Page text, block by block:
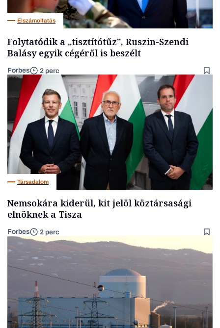
Elszámoltatás
Folytatódik a „tisztítótűz”, Ruszin-Szendi
Balásy egyik cégéről is beszélt
Forbes 2 perc
Társadalom
Nemsokára kiderül, kit jelöl köztársasági
elnöknek a Tisza
Forbes 2 perc